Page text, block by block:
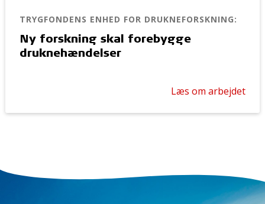
TRYGFONDENS ENHED FOR DRUKNEFORSKNING:
Ny forskning skal forebygge
druknehændelser
Læs om arbejdet